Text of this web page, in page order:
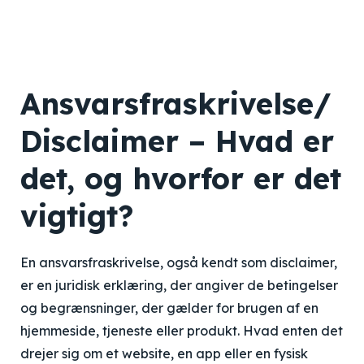
Ansvarsfraskrivelse/
Disclaimer – Hvad er
det, og hvorfor er det
vigtigt?
En ansvarsfraskrivelse, også kendt som disclaimer,
er en juridisk erklæring, der angiver de betingelser
og begrænsninger, der gælder for brugen af en
hjemmeside, tjeneste eller produkt. Hvad enten det
drejer sig om et website, en app eller en fysisk